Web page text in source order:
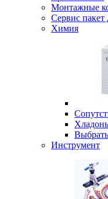
Монтажные
Сервис пакет
Химия
Инструмент